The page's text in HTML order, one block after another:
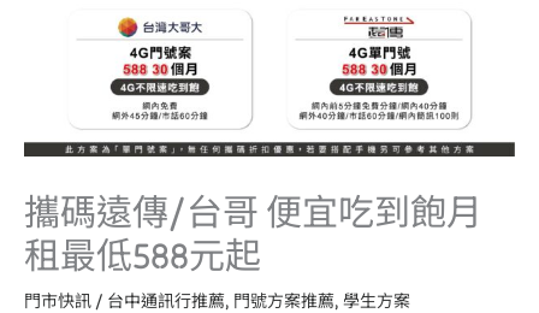
攜碼遠傳/台哥 便宜吃到飽月
租最低588元起
門市快訊 / 台中通訊行推薦, 門號方案推薦, 學生方案